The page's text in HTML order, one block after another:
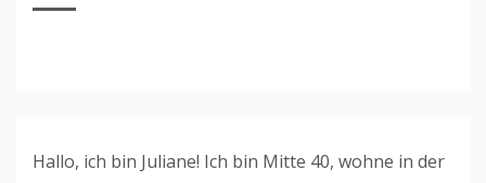
Hallo, ich bin Juliane! Ich bin Mitte 40, wohne in der